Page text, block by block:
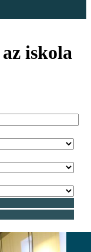
iskola